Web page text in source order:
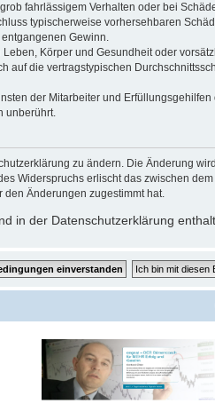
fahrlässigem Verhalten oder bei
typischerweise vorhersehbaren
Gewinn.
Körper und Gesundheit oder
die vertragstypischen
der Mitarbeiter und Erfüllungsgehilfen
unberührt.
zu ändern. Die Änderung
Widerspruchs erlischt das zwischen
Änderungen zugestimmt hat.
in der Datenschutzerklärung